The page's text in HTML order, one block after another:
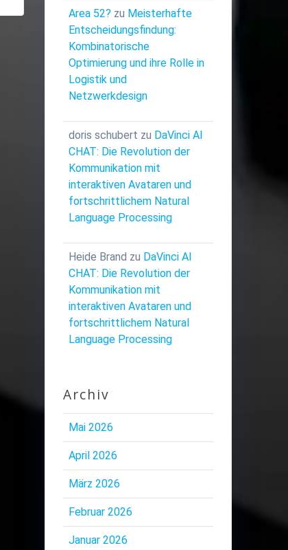
Area 52? zu Meisterhafte
Entscheidungsfindung:
Kombinatorische
Optimierung und ihre Rolle in
Logistik und
Netzwerkdesign
doris schubert zu DaVinci AI
CHAT: Die Revolution der
Kommunikation mit
interaktiven Avataren und
fortschrittlichem Natural
Language Processing
Heide Brand zu DaVinci AI
CHAT: Die Revolution der
Kommunikation mit
interaktiven Avataren und
fortschrittlichem Natural
Language Processing
Archiv
Mai 2026
April 2026
März 2026
Februar 2026
Januar 2026